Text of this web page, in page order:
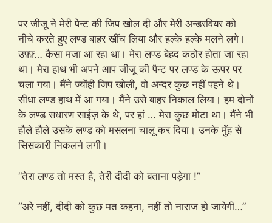
पर जीजू ने मेरी पेन्ट की जिप खोल दी और मेरी अन्डरवियर को
नीचे करते हुए लण्ड बाहर खींच लिया और हल्के हल्के मलने लगे।
उफ़्फ़्… कैसा मजा आ रहा था। मेरा लण्ड बेहद कठोर होता जा रहा
था। मेरा हाथ भी अपने आप जीजू की पैन्ट पर लण्ड के ऊपर पर
चला गया। मैंने ज्योंही जिप खोली, वो अन्दर कुछ नहीं पहने थे।
सीधा लण्ड हाथ में आ गया। मैंने उसे बाहर निकाल लिया। हम दोनों
के लण्ड सधारण साईज़ के थे, पर हां … मेरा कुछ मोटा था। मैंने भी
हौले हौले उसके लण्ड को मसलना चालू कर दिया। उनके मुँह से
सिसकारी निकलने लगी।
“तेरा लण्ड तो मस्त है, तेरी दीदी को बताना पड़ेगा !”
“अरे नहीं, दीदी को कुछ मत कहना, नहीं तो नाराज हो जायेगी…”